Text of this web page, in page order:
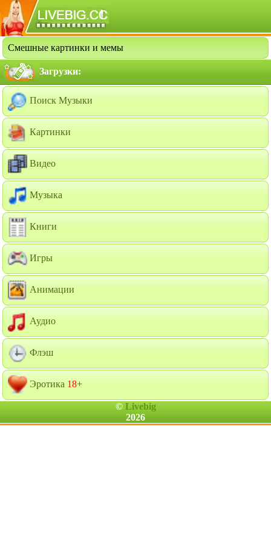
Смешные картинки и мемы
Загрузки:
Поиск Музыки
Картинки
Видео
Музыка
Книги
Игры
Анимации
Аудио
Флэш
Эротика 18+
© Livebig
2026